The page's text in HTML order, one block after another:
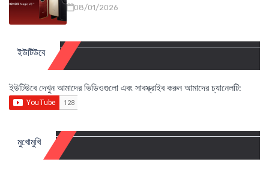
08/01/2026
ইউটিউবে
ইউটিউবে দেখুন আমাদের ভিডিওগুলো এবং সাবস্ক্রাইব করুন আমাদের চ্যানেলটি:
মুখোমুখি